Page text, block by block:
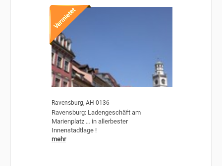
Ravensburg, AH-0136
Ravensburg: Ladengeschäft am
Marienplatz … in allerbester
Innenstadtlage !
mehr